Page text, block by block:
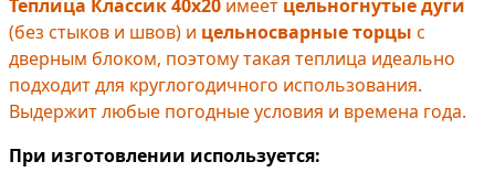
Теплица Классик 40х20 имеет цельногнутые дуги
(без стыков и швов) и цельносварные торцы с
дверным блоком, поэтому такая теплица идеально
подходит для круглогодичного использования.
Выдержит любые погодные условия и времена года.
При изготовлении используется: